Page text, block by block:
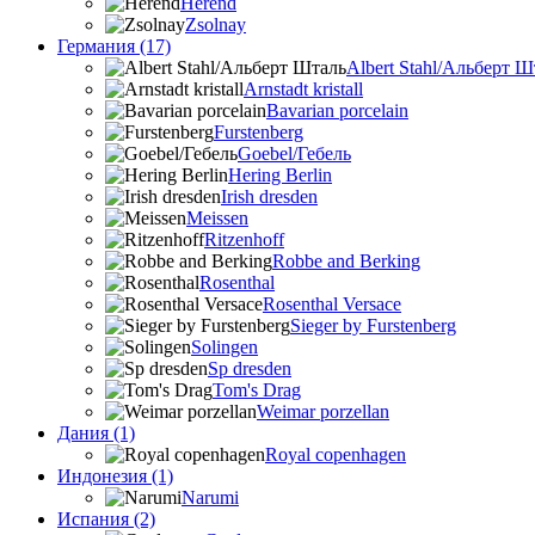
Zsolnay
Германия (17)
Albert Stahl/Альбеpт
Arnstadt kristall
Bavarian porcelain
Furstenberg
Goebel/Гебель
Hering Berlin
Irish dresden
Meissen
Ritzenhoff
Robbe and Berking
Rosenthal
Rosenthal Versace
Sieger by Furstenberg
Solingen
Sp dresden
Tom's Drag
Weimar porzellan
Дания (1)
Royal copenhagen
Индонезия (1)
Narumi
Испания (2)